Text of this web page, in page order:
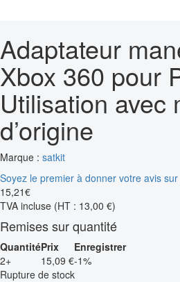
Adaptateur
Xbox 360 pour
Utilisation avec
d’origine
Marque : satkit
Soyez le premier à donner votre avis
15,21€
TVA incluse (HT : 13,00 €)
Remises sur quantité
QuantitéPrix
Enregistrer
2+
15,09 €-1%
Rupture de stock